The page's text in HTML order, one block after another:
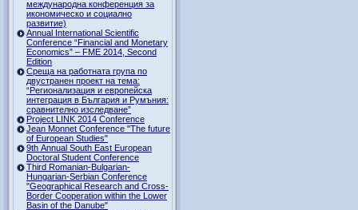
международна конференция за
икономическо и социално
развитие)
Annual International Scientific
Conference “Financial and Monetary
Economics” – FME 2014, Second
Edition
Среща на работната група по
двустранен проект на тема:
“Регионализация и европейска
интеграция в България и Румъния:
сравнително изследване”
Project LINK 2014 Conference
Jean Monnet Conference "The future
of European Studies"
9th Annual South East European
Doctoral Student Conference
Third Romanian-Bulgarian-
Hungarian-Serbian Conference
"Geographical Research and Cross-
Border Cooperation within the Lower
Basin of the Danube"